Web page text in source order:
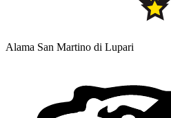
Alama San Martino di Lupari